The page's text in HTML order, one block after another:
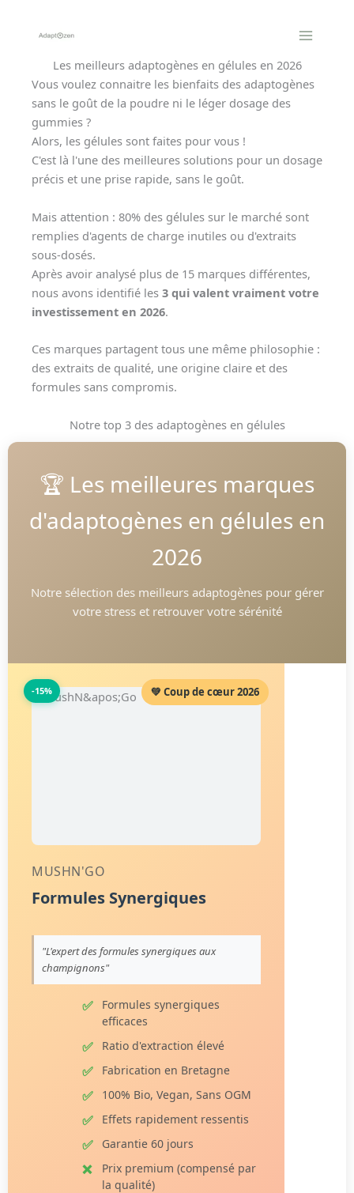
contenuLes meilleurs adaptogènes en gélules en 2026
Vous voulez connaitre les bienfaits des adaptogènes
sans le goût de la poudre ni le léger dosage des
gummies ?
Alors, les gélules sont faites pour vous !
C'est là l'une des meilleures solutions pour un dosage
précis et une prise rapide, sans le goût.
Mais attention : 80% des gélules sur le marché sont
remplies d'agents de charge inutiles ou d'extraits
sous-dosés.
Après avoir analysé plus de 15 marques différentes,
nous avons identifié les 3 qui valent vraiment votre
investissement en 2026.
Ces marques partagent tous une même philosophie :
des extraits de qualité, une origine claire et des
formules sans compromis.
Notre top 3 des adaptogènes en gélules
🏆 Les meilleures marques
d'adaptogènes en gélules en
2026
Notre sélection des meilleurs adaptogènes pour gérer
votre stress et retrouver votre sérénité
💚 Coup de cœur 2026
-15%
MUSHN'GO
Formules Synergiques
"L'expert des formules synergiques aux
champignons"
Formules synergiques
efficaces
Ratio d'extraction élevé
Fabrication en Bretagne
100% Bio, Vegan, Sans OGM
Effets rapidement ressentis
Garantie 60 jours
Prix premium (compensé par
la qualité)